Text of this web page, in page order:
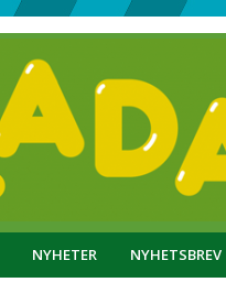
NYHETER NYHETSBREV